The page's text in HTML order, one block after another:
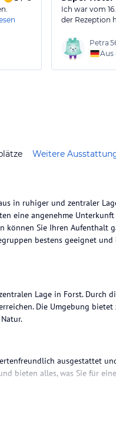
Ich war vom
der Rezeption
Petra
Aus
Weitere
in ruhiger und zentraler
eine angenehme
Sie Ihren Aufenthalt
bestens geeignet
Lage in Forst. Durch
Die Umgebung
ausgestattet
bieten alles, was Sie für